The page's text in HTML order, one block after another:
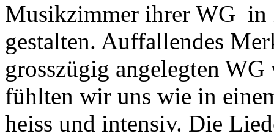
Musikzimmer ihrer WG in
gestalten. Auffallendes
grosszügig angelegten
fühlten wir uns wie in
heiss und intensiv. Die